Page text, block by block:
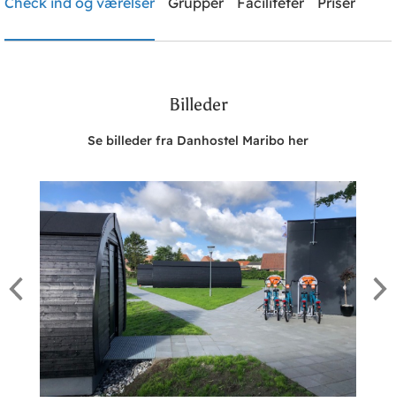
Brug for hjælp? Ring51791276
Billeder
Se billeder fra Danhostel Maribo her